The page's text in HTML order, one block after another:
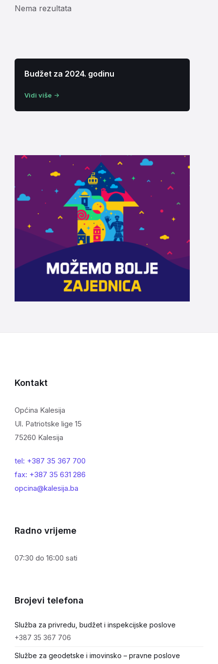
Nema rezultata
Budžet za 2024. godinu
Vidi više
Kontakt
Općina Kalesija
Ul. Patriotske lige 15
75260 Kalesija
tel: +387 35 367 700
fax: +387 35 631 286
opcina@kalesija.ba
Radno vrijeme
07:30 do 16:00 sati
Brojevi telefona
Služba za privredu, budžet i inspekcijske poslove
+387 35 367 706
Službe za geodetske i imovinsko – pravne poslove